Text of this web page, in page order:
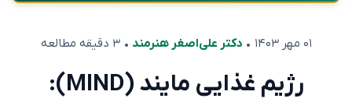
۰۱ مهر ۱۴۰۳ •دکتر علی‌اصغر هنرمند • ۳ دقیقه مطالعه
رژیم غذایی مایند (MIND):